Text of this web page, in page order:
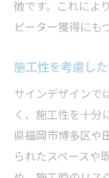
徴です。これによ
ピーター獲得にも
施工性を考慮し
サインデザインで
く、施工性を十分
県福岡市博多区や
られたスペースや